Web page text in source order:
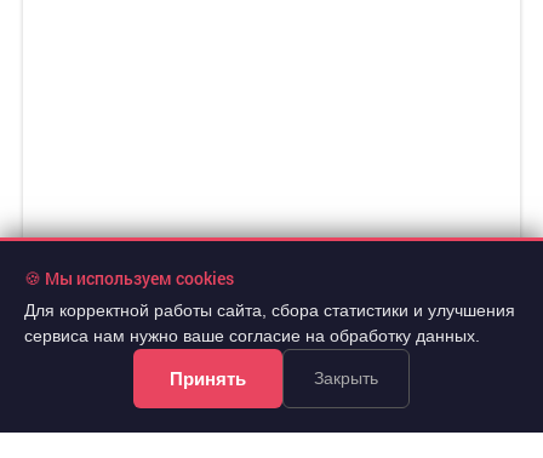
🍪 Мы используем cookies
Для корректной работы сайта, сбора статистики и улучшения
сервиса нам нужно ваше согласие на обработку данных.
Принять Закрыть